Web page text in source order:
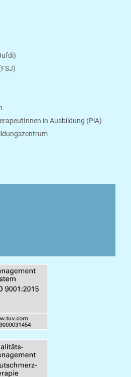
in Ausbildung (PiA)